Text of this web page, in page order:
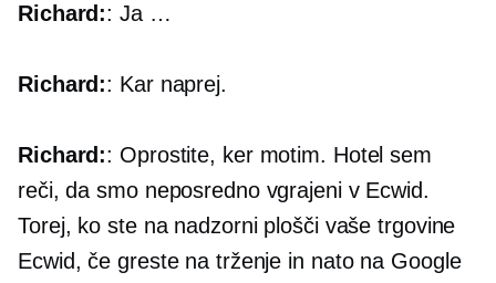
Richard:: Ja …
Richard:: Kar naprej.
Richard:: Oprostite, ker motim. Hotel sem
reči, da smo neposredno vgrajeni v Ecwid.
Torej, ko ste na nadzorni plošči vaše trgovine
Ecwid, če greste na trženje in nato na Google